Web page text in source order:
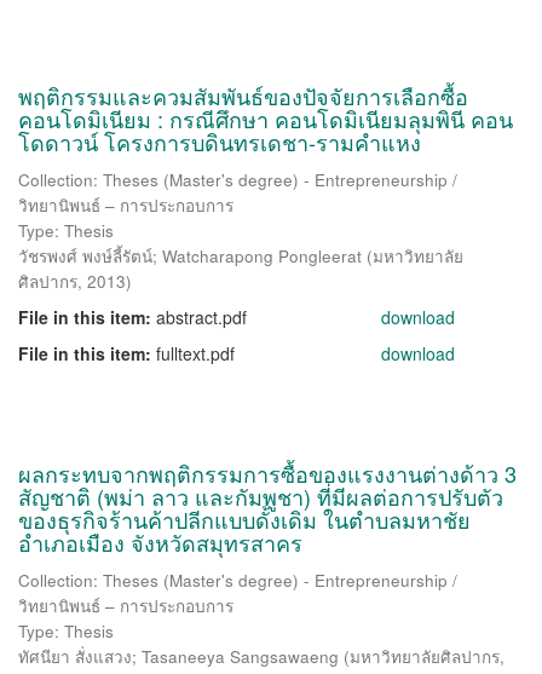
พฤติกรรมและควมสัมพันธ์ของปัจจัยการเลือกซื้อ
คอนโดมิเนียม : กรณีศึกษา คอนโดมิเนียมลุมพินี คอน
โดดาวน์ โครงการบดินทรเดชา-รามคำแหง
Collection: Theses (Master's degree) - Entrepreneurship /
วิทยานิพนธ์ – การประกอบการ
Type: Thesis
วัชรพงศ์ พงษ์ลี้รัตน์; Watcharapong Pongleerat (มหาวิทยาลัย
ศิลปากร, 2013)
File in this item: abstract.pdf
download
File in this item: fulltext.pdf download
ผลกระทบจากพฤติกรรมการซื้อของแรงงานต่างด้าว 3
สัญชาติ (พม่า ลาว และกัมพูชา) ที่มีผลต่อการปรับตัว
ของธุรกิจร้านค้าปลีกแบบดั้งเดิม ในตำบลมหาชัย
อำเภอเมือง จังหวัดสมุทรสาคร
Collection: Theses (Master's degree) - Entrepreneurship /
วิทยานิพนธ์ – การประกอบการ
Type: Thesis
ทัศนียา สั่งแสวง; Tasaneeya Sangsawaeng (มหาวิทยาลัยศิลปากร,